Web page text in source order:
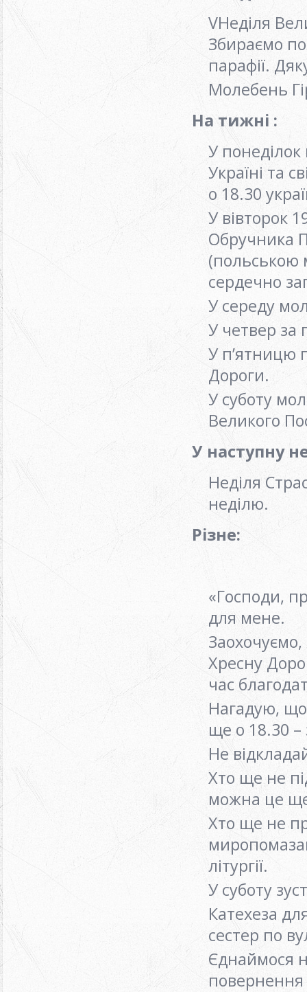
VНеділя
Збираємо
парафії.
Молебень
На тижні :
У
Україні та
о 18.30
У вівторок
Обручника
(польською
сердечно
У середу
У четвер за
У п’ятницю
Дороги.
У суботу
Великого
У наступну
Неділя
неділю.
Різне:
«Господи,
для мене.
Хресну
час
Нагадую, що
ще о 18.30
Не
Хто ще не
можна це
Хто ще не
літургії.
У суботу
Катехеза
сестер по
Єднаймося
повернення